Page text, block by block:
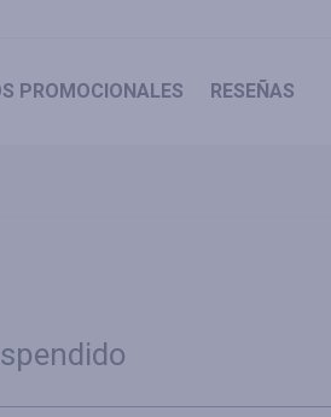
PROMOCIONALES RESEÑAS